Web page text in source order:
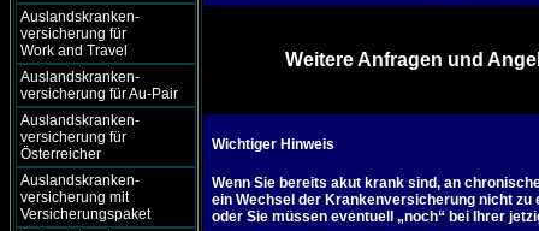
Auslandskranken-
versicherung für
Work and Travel
Auslandskranken-
versicherung für Au-Pair
Auslandskranken-
versicherung für
Österreicher
Auslandskranken-
versicherung mit
Versicherungspaket
Weitere Anfragen und
Wichtiger Hinweis
Wenn Sie bereits akut krank sind, an
ein Wechsel der Krankenversicherung nicht zu
oder Sie müssen eventuell „noch“ bei Ihrer